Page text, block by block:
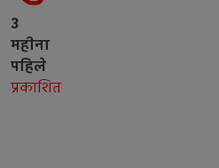
3
महीना
पहिले
प्रकाशित